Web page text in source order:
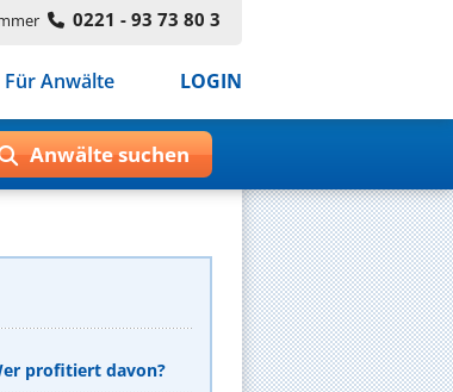
0221 - 93 73 80 3
Für Anwälte LOGIN
profitiert davon?